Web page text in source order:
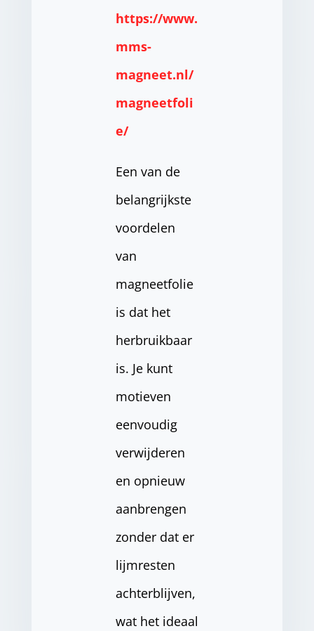
https://www.
mms-
magneet.nl/
magneetfoli
e/
Een van de
belangrijkste
voordelen
van
magneetfolie
is dat het
herbruikbaar
is. Je kunt
motieven
eenvoudig
verwijderen
en opnieuw
aanbrengen
zonder dat er
lijmresten
achterblijven,
wat het ideaal